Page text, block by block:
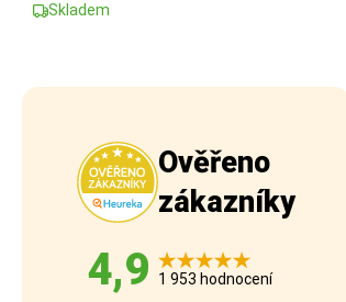
Skladem
Ověřeno
zákazníky
4,9 1 953 hodnocení